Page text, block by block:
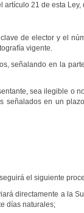
21 de esta
de elector y el
vigente.
señalando en la
sea ilegible o
señalados en un
el siguiente
directamente a la
días naturales;